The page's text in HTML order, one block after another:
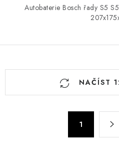
Autobaterie Bosch řady S5
O
NAČÍST
1